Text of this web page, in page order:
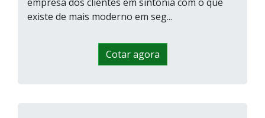
existe de mais moderno em seg...
Cotar agora